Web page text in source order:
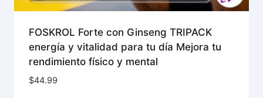
FOSKROL Forte con Ginseng TRIPACK
energía y vitalidad para tu día Mejora tu
rendimiento físico y mental
$44.99